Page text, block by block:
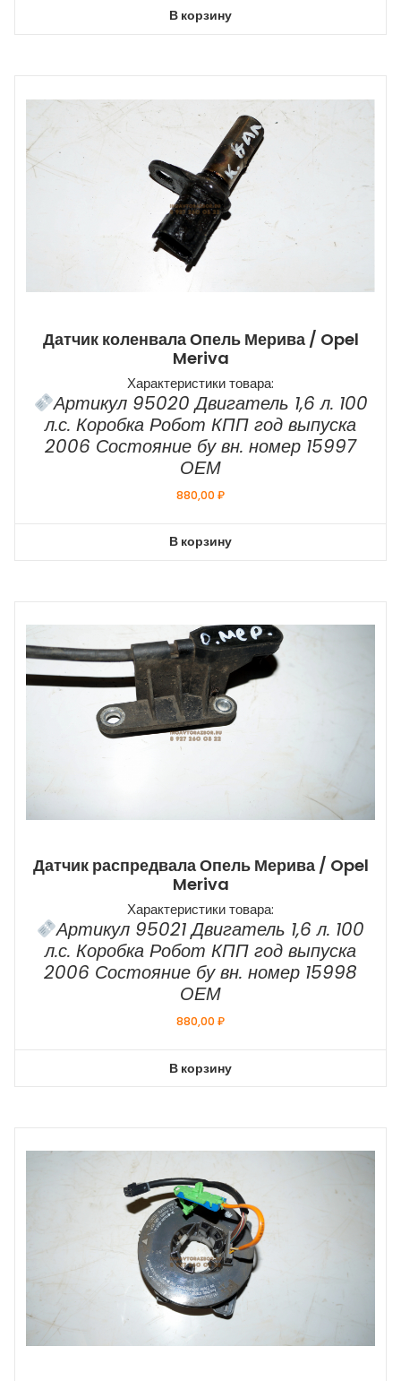
В корзину
Датчик коленвала Опель Мерива / Opel
Meriva
Характеристики товара:
Артикул 95020 Двигатель 1,6 л. 100
л.с. Коробка Робот КПП год выпуска
2006 Состояние бу вн. номер 15997
ОЕМ
880,00₽
В корзину
Датчик распредвала Опель Мерива / Opel
Meriva
Характеристики товара:
Артикул 95021 Двигатель 1,6 л. 100
л.с. Коробка Робот КПП год выпуска
2006 Состояние бу вн. номер 15998
ОЕМ
880,00₽
В корзину